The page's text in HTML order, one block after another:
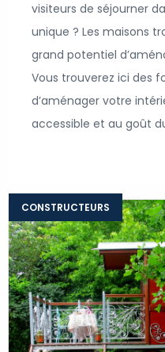
visiteurs de séjourner
unique ? Les maisons
grand potentiel
Vous trouverez ici des
d’aménager votre
accessible et au goût
CONSTRUCTEURS